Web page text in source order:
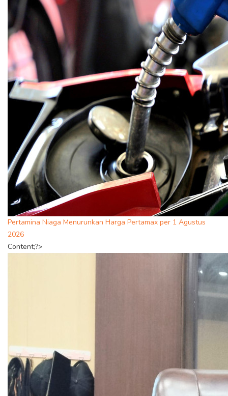
Pertamina Niaga Menurunkan Harga Pertamax per 1 Agustus
2026
Content;?>